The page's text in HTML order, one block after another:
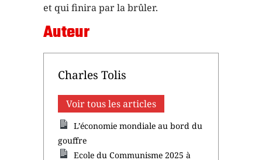
et qui finira par la brûler.
Auteur
Charles Tolis
Voir tous les articles
L’économie mondiale au bord du
gouffre
Ecole du Communisme 2025 à